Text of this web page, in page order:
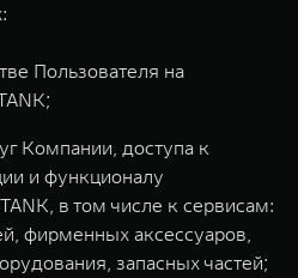
Пользователя на
Компании, доступа к
и функционалу
в том числе к сервисам:
фирменных аксессуаров,
запасных частей;